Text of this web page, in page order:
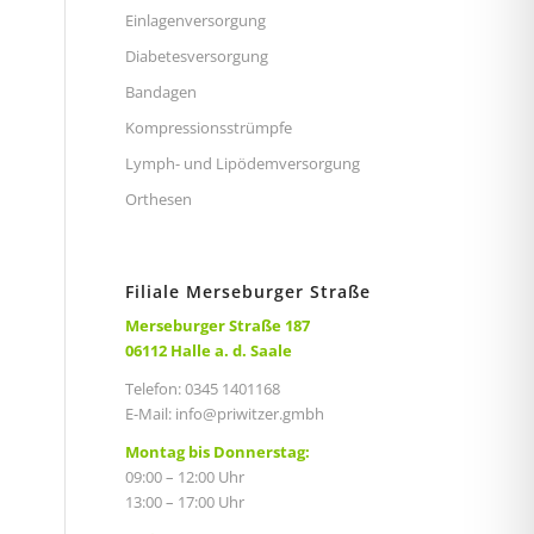
Einlagenversorgung
Diabetesversorgung
Bandagen
Kompressionsstrümpfe
Lymph- und Lipödemversorgung
Orthesen
Filiale Merseburger Straße
Merseburger Straße 187
06112 Halle a. d. Saale
Telefon: 0345 1401168
E-Mail: info@priwitzer.gmbh
Montag bis Donnerstag:
09:00 – 12:00 Uhr
13:00 – 17:00 Uhr